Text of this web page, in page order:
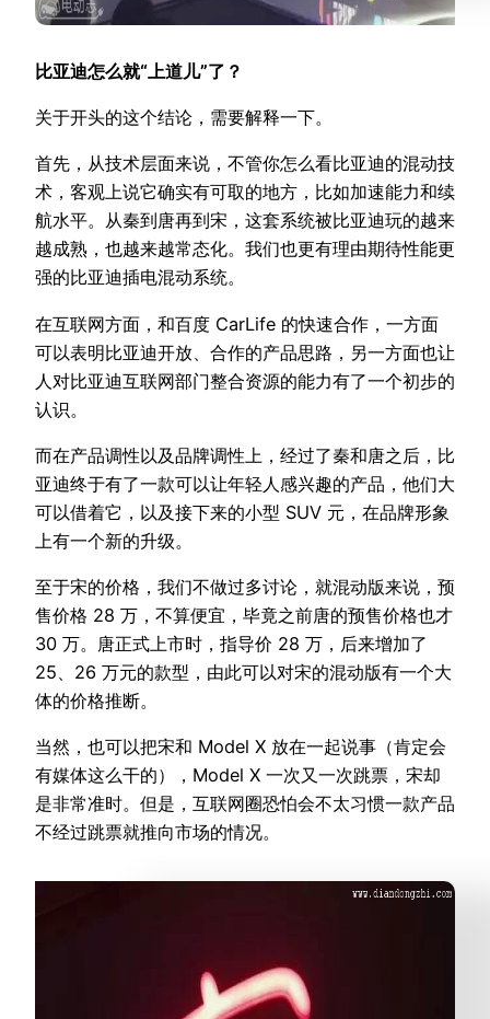
比亚迪怎么就“上道儿”了？
关于开头的这个结论，需要解释一下。
首先，从技术层面来说，不管你怎么看比亚迪的混动技
术，客观上说它确实有可取的地方，比如加速能力和续
航水平。从秦到唐再到宋，这套系统被比亚迪玩的越来
越成熟，也越来越常态化。我们也更有理由期待性能更
强的比亚迪插电混动系统。
在互联网方面，和百度 CarLife 的快速合作，一方面
可以表明比亚迪开放、合作的产品思路，另一方面也让
人对比亚迪互联网部门整合资源的能力有了一个初步的
认识。
而在产品调性以及品牌调性上，经过了秦和唐之后，比
亚迪终于有了一款可以让年轻人感兴趣的产品，他们大
可以借着它，以及接下来的小型 SUV 元，在品牌形象
上有一个新的升级。
至于宋的价格，我们不做过多讨论，就混动版来说，预
售价格 28 万，不算便宜，毕竟之前唐的预售价格也才
30 万。唐正式上市时，指导价 28 万，后来增加了
25、26 万元的款型，由此可以对宋的混动版有一个大
体的价格推断。
当然，也可以把宋和 Model X 放在一起说事（肯定会
有媒体这么干的），Model X 一次又一次跳票，宋却
是非常准时。但是，互联网圈恐怕会不太习惯一款产品
不经过跳票就推向市场的情况。